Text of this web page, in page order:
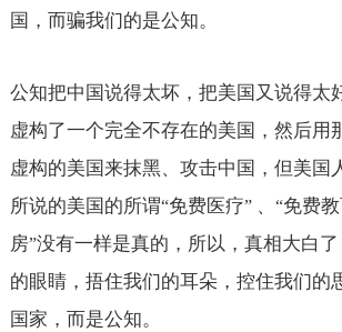
国，而骗我们的是公知。
公知把中国说得太坏，把美国又说得太
虚构了一个完全不存在的美国，然后用
虚构的美国来抹黑、攻击中国，但美国
所说的美国的所谓“免费医疗” 、 “免费
房”没有一样是真的，所以，真相大白
的眼睛，捂住我们的耳朵，控住我们的
国家，而是公知。